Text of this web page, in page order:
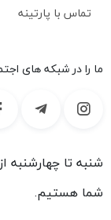
تماس با پارتینه
ما را در شبکه های
شما هستیم.